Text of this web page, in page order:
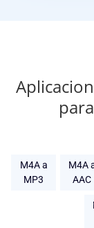
M4A a
MP3
M4A
AAC